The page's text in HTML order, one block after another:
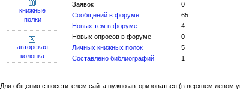
Заявок
0
Сообщений в форуме
65
Новых тем в форуме
4
Новых опросов в форуме
0
Личных книжных полок
5
Составлено библиографий
1
книжные
полки
авторская
колонка
Для общения с посетителем сайта нужно авторизоваться (в верхнем левом